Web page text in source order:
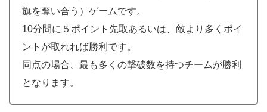
旗を奪い合う）ゲームです。
10分間に５ポイント先取あるいは、敵より多くポイ
ントが取れれば勝利です。
同点の場合、最も多くの撃破数を持つチームが勝利
となります。